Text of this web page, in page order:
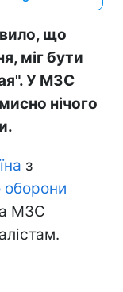
що
міг бути
У МЗС
нічого
з
оборони
МЗС